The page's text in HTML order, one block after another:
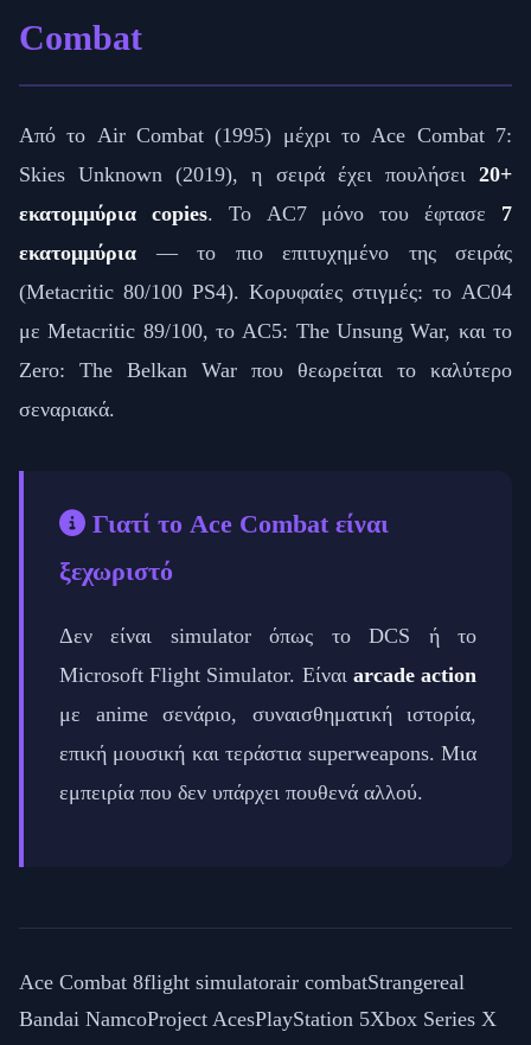
Combat
Από το Air Combat (1995) μέχρι το Ace Combat 7:
Skies Unknown (2019), η σειρά έχει πουλήσει 20+
εκατομμύρια copies. Το AC7 μόνο του έφτασε 7
εκατομμύρια — το πιο επιτυχημένο της σειράς
(Metacritic 80/100 PS4). Κορυφαίες στιγμές: το AC04
με Metacritic 89/100, το AC5: The Unsung War, και το
Zero: The Belkan War που θεωρείται το καλύτερο
σεναριακά.
Γιατί το Ace Combat είναι
ξεχωριστό
Δεν είναι simulator όπως το DCS ή το
Microsoft Flight Simulator. Είναι arcade action
με anime σενάριο, συναισθηματική ιστορία,
επική μουσική και τεράστια superweapons. Μια
εμπειρία που δεν υπάρχει πουθενά αλλού.
Ace Combat 8flight simulatorair combatStrangereal
Bandai NamcoProject AcesPlayStation 5Xbox Series X